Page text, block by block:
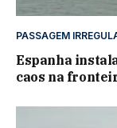
PASSAGEM
Espanha
caos na